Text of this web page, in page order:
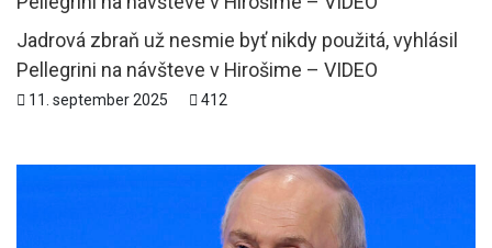
Jadrová zbraň už nesmie byť nikdy použitá, vyhlásil
Pellegrini na návšteve v Hirošime – VIDEO
11. september 2025 412